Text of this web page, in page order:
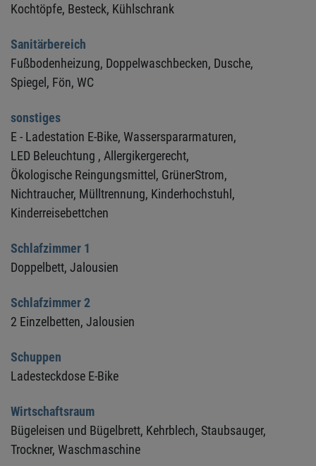
Kochtöpfe, Besteck, Kühlschrank
Sanitärbereich
Fußbodenheizung, Doppelwaschbecken, Dusche,
Spiegel, Fön, WC
sonstiges
E - Ladestation E-Bike, Wasserspararmaturen,
LED Beleuchtung , Allergikergerecht,
Ökologische Reingungsmittel, GrünerStrom,
Nichtraucher, Mülltrennung, Kinderhochstuhl,
Kinderreisebettchen
Schlafzimmer 1
Doppelbett, Jalousien
Schlafzimmer 2
2 Einzelbetten, Jalousien
Schuppen
Ladesteckdose E-Bike
Wirtschaftsraum
Bügeleisen und Bügelbrett, Kehrblech, Staubsauger,
Trockner, Waschmaschine